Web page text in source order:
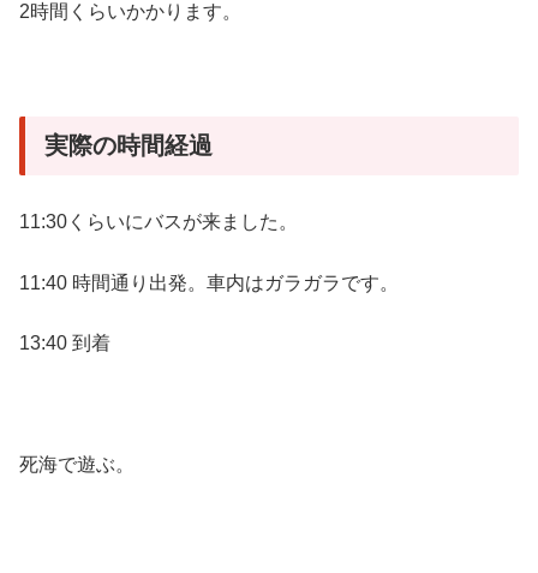
2時間くらいかかります。
実際の時間経過
11:30くらいにバスが来ました。
11:40 時間通り出発。車内はガラガラです。
13:40 到着
死海で遊ぶ。